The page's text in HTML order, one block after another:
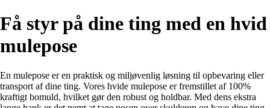
Få styr på dine ting med en hvid
mulepose
En mulepose er en praktisk og miljøvenlig løsning til opbevaring eller
transport af dine ting. Vores hvide mulepose er fremstillet af 100%
kraftigt bomuld, hvilket gør den robust og holdbar. Med dens ekstra